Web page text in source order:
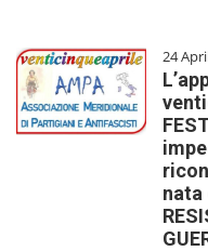
24
nata